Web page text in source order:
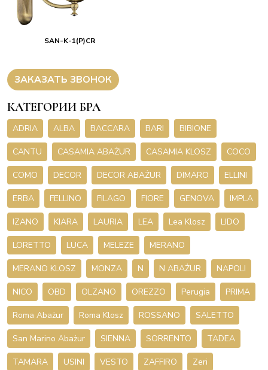
SAN-K-1(P)CR
ЗАКАЗАТЬ ЗВОНОК
КАТЕГОРИИ БРА
ADRIA ALBA BACCARA BARI BIBIONE
CANTU CASAMIA ABAŻUR CASAMIA KLOSZ COCO
COMO DECOR DECOR ABAŻUR DIMARO ELLINI
ERBA FELLINO FILAGO FIORE GENOVA IMPLA
IZANO KIARA LAURIA LEA Lea Klosz LIDO
LORETTO LUCA MELEZE MERANO
MERANO KLOSZ MONZA N N ABAŻUR NAPOLI
NICO OBD OLZANO OREZZO Perugia PRIMA
Roma Abażur Roma Klosz ROSSANO SALETTO
San Marino Abażur SIENNA SORRENTO TADEA
TAMARA USINI VESTO ZAFFIRO Zeri